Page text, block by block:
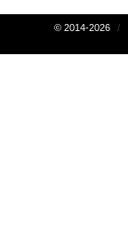
© 2014-2026